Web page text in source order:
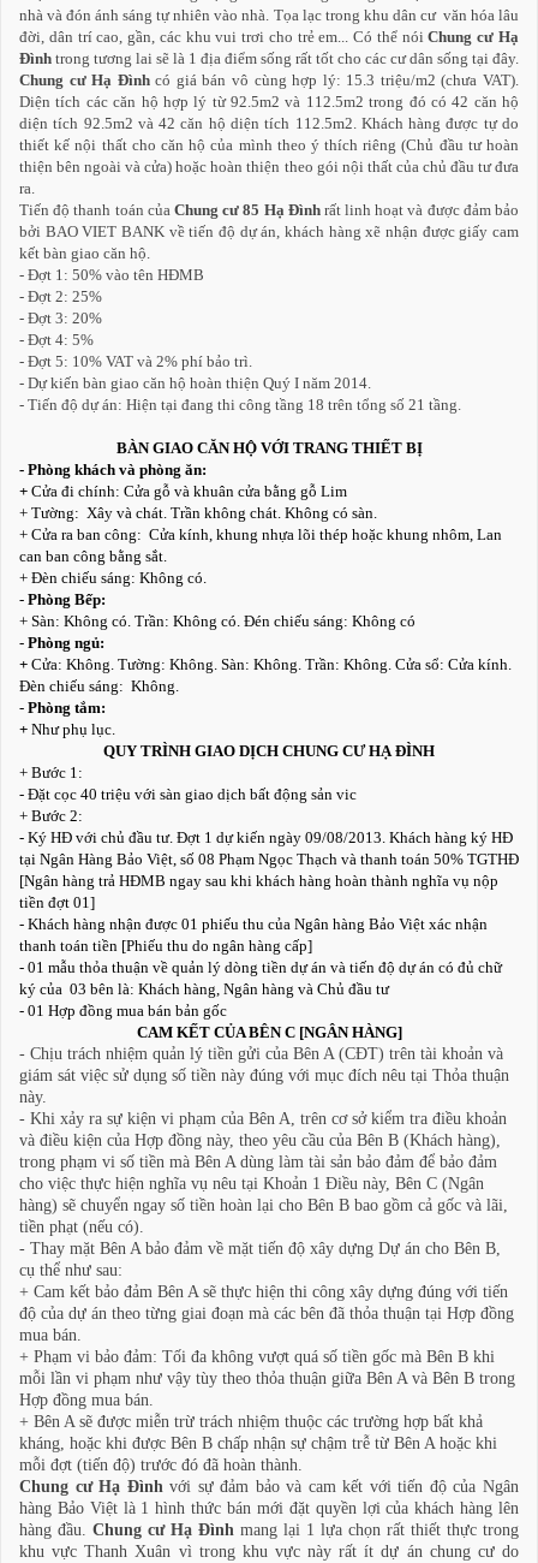
nhà và đón ánh sáng tự nhiên vào nhà. Tọa lạc trong khu dân cư văn hóa lâu
đời, dân trí cao, gần, các khu vui trơi cho trẻ em... Có thể nóiChung cư Hạ
Đình trong tương lai sẽ là 1 địa điểm sống rất tốt cho các cư dân sống tại đây.
Chung cư Hạ Đìnhcó giá bán vô cùng hợp lý: 15.3 triệu/m2 (chưa VAT).
Diện tích các căn hộ hợp lý từ 92.5m2 và 112.5m2 trong đó có 42 căn hộ
diện tích 92.5m2 và 42 căn hộ diện tích 112.5m2. Khách hàng được tự do
thiết kế nội thất cho căn hộ của mình theo ý thích riêng (Chủ đầu tư hoàn
thiện bên ngoài và cửa) hoặc hoàn thiện theo gói nội thất của chủ đầu tư đưa
ra.
Tiến độ thanh toán của Chung cư 85 Hạ Đìnhrất linh hoạt và được đảm bảo
bởi BAO VIET BANK về tiến độ dự án, khách hàng xẽ nhận được giấy cam
kết bàn giao căn hộ.
- Đợt 1: 50% vào tên HĐMB
- Đợt 2: 25%
- Đợt 3: 20%
- Đợt 4: 5%
- Đợt 5: 10% VAT và 2% phí bảo trì.
- Dự kiến bàn giao căn hộ hoàn thiện Quý I năm 2014.
- Tiến độ dự án: Hiện tại đang thi công tầng 18 trên tổng số 21 tầng.
BÀN GIAO CĂN HỘ VỚI TRANG THIẾT BỊ
- Phòng khách và phòng ăn:
+ Cửa đi chính: Cửa gỗ và khuân cửa bằng gỗ Lim
+ Tường: Xây và chát. Trần không chát. Không có sàn.
+ Cửa ra ban công: Cửa kính, khung nhựa lõi thép hoặc khung nhôm, Lan
can ban công bằng sắt.
+ Đèn chiếu sáng: Không có.
- Phòng Bếp:
+ Sàn: Không có. Trần: Không có. Đén chiếu sáng: Không có
- Phòng ngủ:
+ Cửa: Không. Tường: Không. Sàn: Không. Trần: Không. Cửa sổ: Cửa kính.
Đèn chiếu sáng: Không.
- Phòng tắm:
+ Như phụ lục.
QUY TRÌNH GIAO DỊCH CHUNG CƯ HẠ ĐÌNH
+ Bước 1:
- Đặt cọc 40 triệu với sàn giao dịch bất động sản vic
+ Bước 2:
- Ký HĐ với chủ đầu tư. Đợt 1 dự kiến ngày 09/08/2013. Khách hàng ký HĐ
tại Ngân Hàng Bảo Việt, số 08 Phạm Ngọc Thạch và thanh toán 50% TGTHĐ
[Ngân hàng trả HĐMB ngay sau khi khách hàng hoàn thành nghĩa vụ nộp
tiền đợt 01]
- Khách hàng nhận được 01 phiếu thu của Ngân hàng Bảo Việt xác nhận
thanh toán tiền [Phiếu thu do ngân hàng cấp]
- 01 mẫu thỏa thuận về quản lý dòng tiền dự án và tiến độ dự án có đủ chữ
ký của 03 bên là: Khách hàng, Ngân hàng và Chủ đầu tư
- 01 Hợp đồng mua bán bản gốc
CAM KẾT CỦA BÊN C [NGÂN HÀNG]
- Chịu trách nhiệm quản lý tiền gửi của Bên A (CĐT) trên tài khoản và
giám sát việc sử dụng số tiền này đúng với mục đích nêu tại Thỏa thuận
này.
- Khi xảy ra sự kiện vi phạm của Bên A, trên cơ sở kiểm tra điều khoản
và điều kiện của Hợp đồng này, theo yêu cầu của Bên B (Khách hàng),
trong phạm vi số tiền mà Bên A dùng làm tài sản bảo đảm để bảo đảm
cho việc thực hiện nghĩa vụ nêu tại Khoản 1 Điều này, Bên C (Ngân
hàng) sẽ chuyển ngay số tiền hoàn lại cho Bên B bao gồm cả gốc và lãi,
tiền phạt (nếu có).
- Thay mặt Bên A bảo đảm về mặt tiến độ xây dựng Dự án cho Bên B,
cụ thể như sau:
+ Cam kết bảo đảm Bên A sẽ thực hiện thi công xây dựng đúng với tiến
độ của dự án theo từng giai đoạn mà các bên đã thỏa thuận tại Hợp đồng
mua bán.
+ Phạm vi bảo đảm: Tối đa không vượt quá số tiền gốc mà Bên B khi
mỗi lần vi phạm như vậy tùy theo thỏa thuận giữa Bên A và Bên B trong
Hợp đồng mua bán.
+ Bên A sẽ được miễn trừ trách nhiệm thuộc các trường hợp bất khả
kháng, hoặc khi được Bên B chấp nhận sự chậm trễ từ Bên A hoặc khi
mỗi đợt (tiến độ) trước đó đã hoàn thành.
Chung cư Hạ Đìnhvới sự đảm bảo và cam kết với tiến độ của Ngân
hàng Bảo Việt là 1 hình thức bán mới đặt quyền lợi của khách hàng lên
hàng đầu. Chung cư Hạ Đình mang lại 1 lựa chọn rất thiết thực trong
khu vực Thanh Xuân vì trong khu vực này rất ít dự án chung cư do